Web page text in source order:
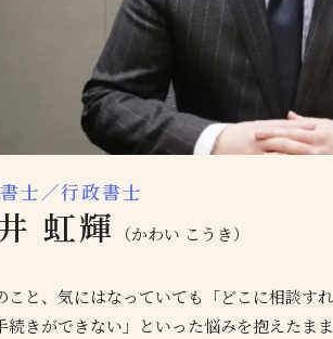
士／行政書士
虹輝 （かわい こうき）
こと、気にはなっていても「どこに相談す
続きができない」といった悩みを抱えたま